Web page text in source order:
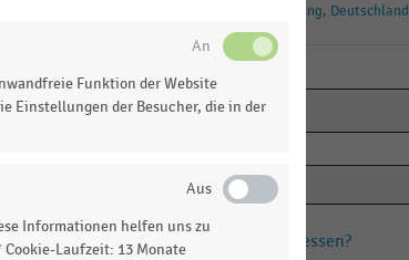
des
von 1,5
Umsatzveränderung Deutschland
Passwort vergessen?
Funktion der Website
Einstellungen der Besucher, die in der
Informationen helfen uns zu
Laufzeit: 13 Monate